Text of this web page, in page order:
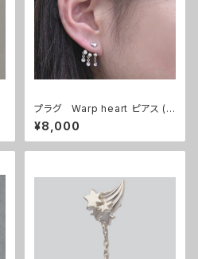
プラグ Warp heart ピアス (1
個)
¥8,000